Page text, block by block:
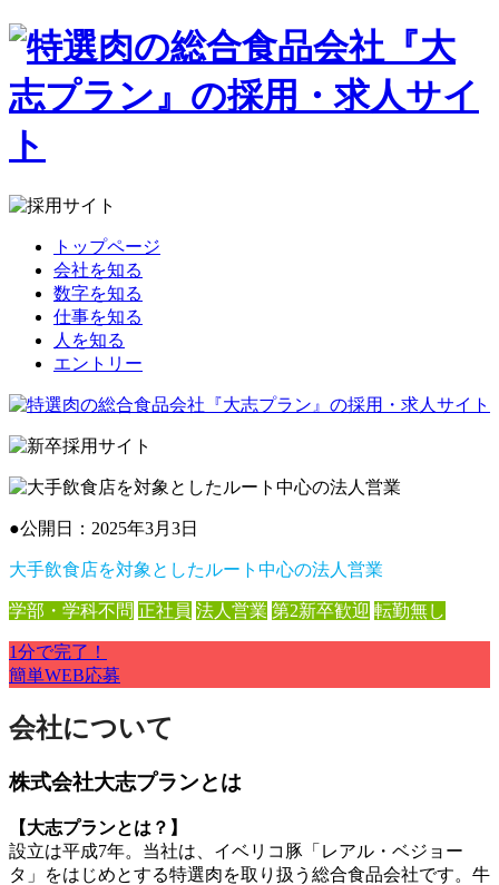
トップページ
会社を知る
数字を知る
仕事を知る
人を知る
エントリー
●公開日： 2025年3月3日
大手飲食店を対象としたルート中心の法人営業
学部・学科不問 正社員 法人営業 第2新卒歓迎 転勤無し
1分で完了！
簡単WEB応募
会社について
株式会社大志プランとは
【大志プランとは？】
設立は平成7年。当社は、イベリコ豚「レアル・ベジョー
タ」をはじめとする特選肉を取り扱う総合食品会社です。牛